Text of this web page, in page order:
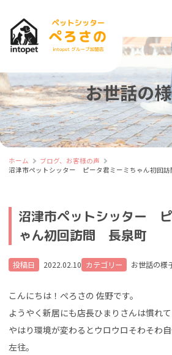
お世話の
ホーム
ブログ、お客様の声
沼津市ペットシッター ピータ君ミーミちゃん初回
沼津市ペットシッター
ゃん初回訪問 長泉町
投稿日 2022.02.10 カテゴリー お世話の様
こんにちは！ぺろさの 佐野です。
ようやく新居にも店長ひまりさんは慣れ
やはり環境が変わるとウロウロそわそわ
左往。